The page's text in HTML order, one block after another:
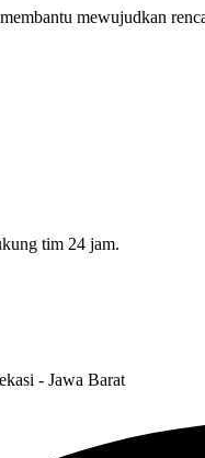
mewujudkan
tim 24 jam.
- Jawa Barat